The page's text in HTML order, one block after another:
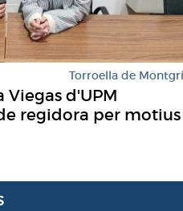
Torroella de Montgrí
Viegas d'UPM
regidora per motius